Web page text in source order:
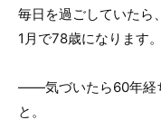
毎日を過ごしていたら
1月で78歳になります。
――気づいたら60年経
と。